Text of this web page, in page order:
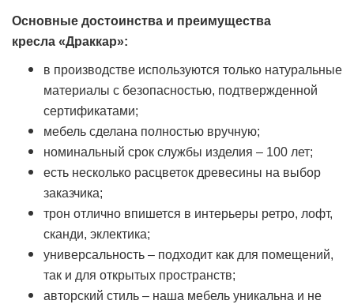
Основные достоинства и преимущества
кресла «Драккар»:
в производстве используются только натуральные
материалы с безопасностью, подтвержденной
сертификатами;
мебель сделана полностью вручную;
номинальный срок службы изделия – 100 лет;
есть несколько расцветок древесины на выбор
заказчика;
трон отлично впишется в интерьеры ретро, лофт,
сканди, эклектика;
универсальность – подходит как для помещений,
так и для открытых пространств;
авторский стиль – наша мебель уникальна и не